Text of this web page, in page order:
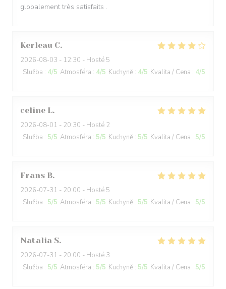
globalement très satisfaits .
Kerleau C
2026-08-03 - 12:30 - Hosté 5
Služba : 4/5 Atmosféra : 4/5 Kuchyně : 4/5 Kvalita / Cena : 4/5
celine L
2026-08-01 - 20:30 - Hosté 2
Služba : 5/5 Atmosféra : 5/5 Kuchyně : 5/5 Kvalita / Cena : 5/5
Frans B
2026-07-31 - 20:00 - Hosté 5
Služba : 5/5 Atmosféra : 5/5 Kuchyně : 5/5 Kvalita / Cena : 5/5
Natalia S
2026-07-31 - 20:00 - Hosté 3
Služba : 5/5 Atmosféra : 5/5 Kuchyně : 5/5 Kvalita / Cena : 5/5